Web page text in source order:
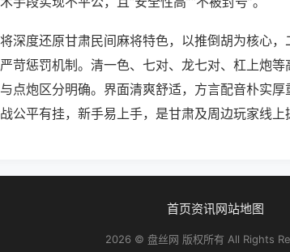
深度还原甘肃民间麻将特色，以推倒胡为核心
苛惩罚机制。清一色、七对、龙七对、杠上炮
点炮区分明确。界面清爽舒适，方言配音朴实
公平有挂，新手易上手，是甘肃及周边玩家线上
首页资讯网站地图
2026 © 盘丝网 版权所有 All Rights